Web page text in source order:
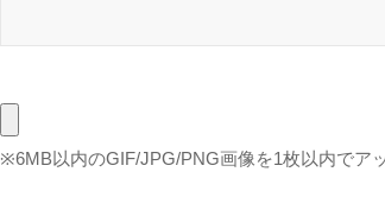
6MB以内のGIF/JPG/PNG画像を1枚以内でア